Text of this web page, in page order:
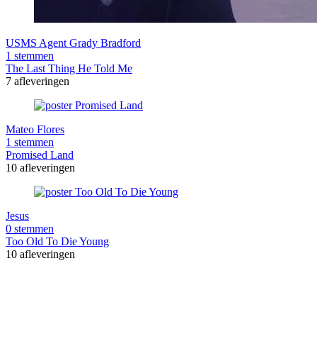
USMS Agent Grady Bradford
1 stemmen
The Last Thing He Told Me
7 afleveringen
Mateo Flores
1 stemmen
Promised Land
10 afleveringen
Jesus
0 stemmen
Too Old To Die Young
10 afleveringen